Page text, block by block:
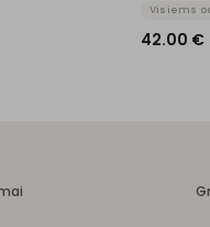
Visiems
42.00 €